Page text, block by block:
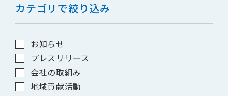
カテゴリで絞り込み
お知らせ
プレスリリース
会社の取組み
地域貢献活動